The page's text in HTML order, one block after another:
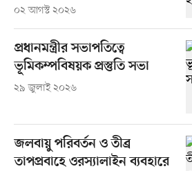
০২ আগস্ট ২০২৬
প্রধানমন্ত্রীর সভাপতিত্বে
ভূমিকম্পবিষয়ক প্রস্তুতি সভা
২৯ জুলাই ২০২৬
জলবায়ু পরিবর্তন ও তীব্র
তাপপ্রবাহে ওরস্যালাইন ব্যবহারে